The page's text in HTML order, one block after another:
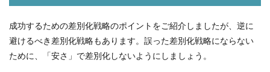
成功するための差別化戦略のポイントをご紹介しましたが、逆に
避けるべき差別化戦略もあります。誤った差別化戦略にならない
ために、「安さ」で差別化しないようにしましょう。